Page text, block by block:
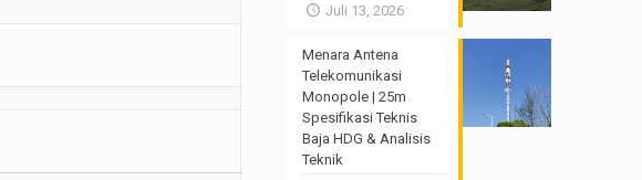
Juli 13, 2026
Menara Antena
Telekomunikasi
Monopole | 25m
Spesifikasi Teknis
Baja HDG & Analisis
Teknik